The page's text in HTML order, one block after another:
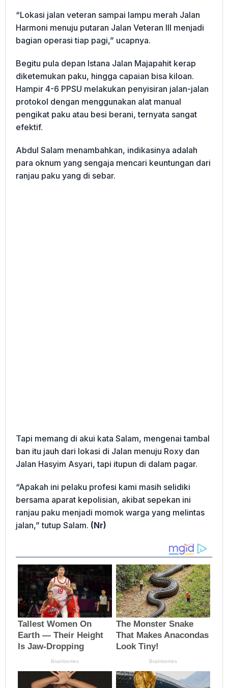
“Lokasi jalan veteran sampai lampu merah Jalan
Harmoni menuju putaran Jalan Veteran III menjadi
bagian operasi tiap pagi,” ucapnya.
Begitu pula depan Istana Jalan Majapahit kerap
diketemukan paku, hingga capaian bisa kiloan.
Hampir 4-6 PPSU melakukan penyisiran jalan-jalan
protokol dengan menggunakan alat manual
pengikat paku atau besi berani, ternyata sangat
efektif.
Abdul Salam menambahkan, indikasinya adalah
para oknum yang sengaja mencari keuntungan dari
ranjau paku yang di sebar.
Tapi memang di akui kata Salam, mengenai tambal
ban itu jauh dari lokasi di Jalan menuju Roxy dan
Jalan Hasyim Asyari, tapi itupun di dalam pagar.
“Apakah ini pelaku profesi kami masih selidiki
bersama aparat kepolisian, akibat sepekan ini
ranjau paku menjadi momok warga yang melintas
jalan,” tutup Salam. (Nr)